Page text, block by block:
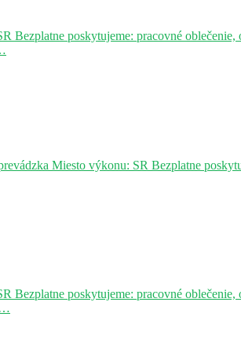
Bezplatne poskytujeme: pracovné
Miesto výkonu: SR Bezplatne
Bezplatne poskytujeme: pracovné